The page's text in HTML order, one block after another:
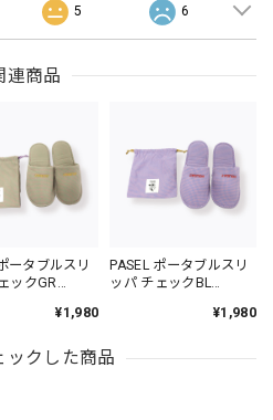
5 6
連商品
ータブルスリ
ックGR
¥1,980
PASEL ポータブルスリ
ッパ チェックBL
¥1,980
ックした商品